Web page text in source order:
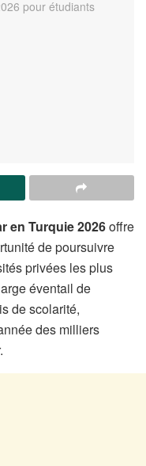
en Turquie 2026offre
de poursuivre
privées les plus
éventail de
de scolarité,
des milliers